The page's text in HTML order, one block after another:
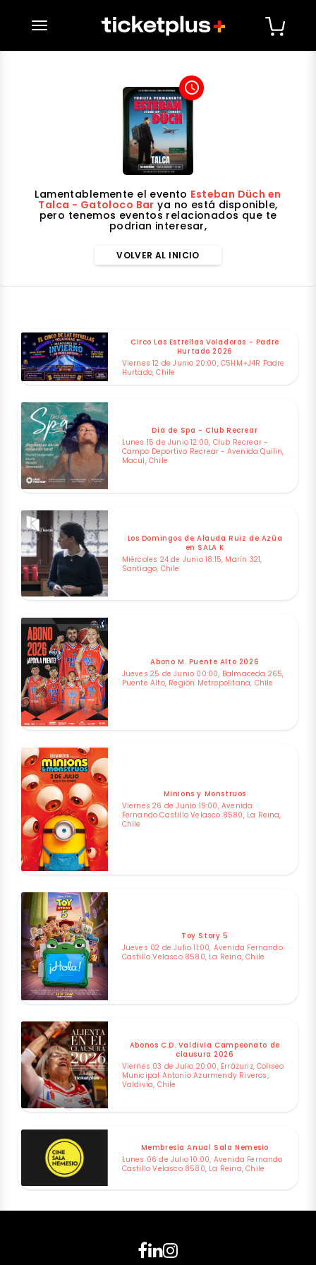
desplegar navegación
access_time
Lamentablemente el evento Esteban Düch en
Talca - Gatoloco Bar ya no está disponible,
pero tenemos eventos relacionados que te
podrian interesar,
VOLVER AL INICIO
Circo Las Estrellas Voladoras - Padre
Hurtado 2026
Viernes 12 de Junio 20:00, C5HM+J4R Padre
Hurtado, Chile
Dia de Spa - Club Recrear
Lunes 15 de Junio 12:00, Club Recrear -
Campo Deportivo Recrear - Avenida Quilin,
Macul, Chile
Los Domingos de Alauda Ruiz de Azúa
en SALA K
Miércoles 24 de Junio 18:15, Marín 321,
Santiago, Chile
Abono M. Puente Alto 2026
Jueves 25 de Junio 00:00, Balmaceda 265,
Puente Alto, Región Metropolitana, Chile
Minions y Monstruos
Viernes 26 de Junio 19:00, Avenida
Fernando Castillo Velasco 8580, La Reina,
Chile
Toy Story 5
Jueves 02 de Julio 11:00, Avenida Fernando
Castillo Velasco 8580, La Reina, Chile
Abonos C.D. Valdivia Campeonato de
clausura 2026
Viernes 03 de Julio 20:00, Errázuriz, Coliseo
Municipal Antonio Azurmendy Riveros,
Valdivia, Chile
Membresía Anual Sala Nemesio
Lunes 06 de Julio 10:00, Avenida Fernando
Castillo Velasco 8580, La Reina, Chile